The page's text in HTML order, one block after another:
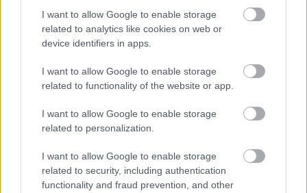
I want to allow Google to enable storage
related to analytics like cookies on web or
device identifiers in apps.
I want to allow Google to enable storage
related to functionality of the website or app.
I want to allow Google to enable storage
related to personalization.
I want to allow Google to enable storage
related to security, including authentication
functionality and fraud prevention, and other
Feliratkozom a hírlevélre és elfogadom az
adatvédelmi
szabályzatot!